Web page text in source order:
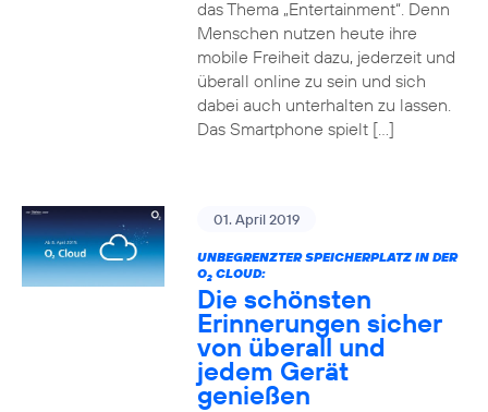
das Thema „Entertainment“. Denn
Menschen nutzen heute ihre
mobile Freiheit dazu, jederzeit und
überall online zu sein und sich
dabei auch unterhalten zu lassen.
Das Smartphone spielt […]
01. April 2019
UNBEGRENZTER SPEICHERPLATZ IN DER
O2CLOUD:
Die schönsten
Erinnerungen sicher
von überall und
jedem Gerät
genießen